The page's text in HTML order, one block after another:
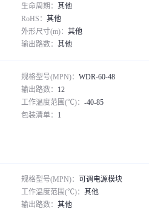
生命周期： 其他
RoHS： 其他
外形尺寸(m)： 其他
输出路数： 其他
规格型号(MPN)： WDR-60-48
输出路数： 12
工作温度范围(℃)： -40-85
包装清单： 1
规格型号(MPN)：
可调电源模块
工作温度范围(℃)： 其他
输出路数： 其他